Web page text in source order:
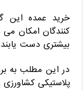
خرید عمده این
کنندگان امکان
بیشتری دست
در این مطلب به
پلاستیکی